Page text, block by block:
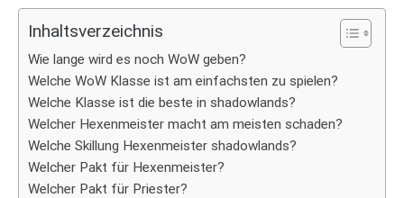
Inhaltsverzeichnis
Wie lange wird es noch WoW geben?
Welche WoW Klasse ist am einfachsten zu spielen?
Welche Klasse ist die beste in shadowlands?
Welcher Hexenmeister macht am meisten schaden?
Welche Skillung Hexenmeister shadowlands?
Welcher Pakt für Hexenmeister?
Welcher Pakt für Priester?